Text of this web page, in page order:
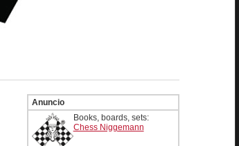
Anuncio
Books, boards, sets:
Chess Niggemann